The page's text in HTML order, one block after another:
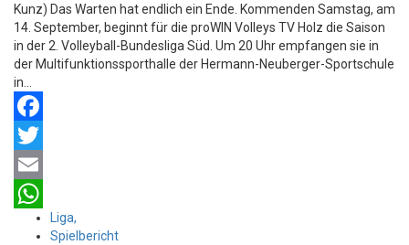
Kunz) Das Warten hat endlich ein Ende. Kommenden Samstag, am
14. September, beginnt für die proWIN Volleys TV Holz die Saison
in der 2. Volleyball-Bundesliga Süd. Um 20 Uhr empfangen sie in
der Multifunktionssporthalle der Hermann-Neuberger-Sportschule
in...
Facebook
Twitter
Email
WhatsApp
Liga,
Spielbericht